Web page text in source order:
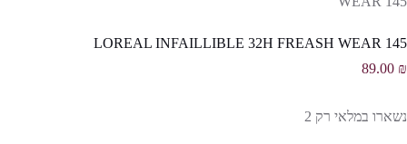
LOREAL INFAILLIBLE 32H FREASH WEAR 145
89.00 ₪
נשארו במלאי רק 2